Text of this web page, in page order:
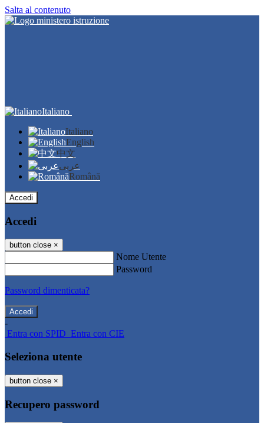
Salta al contenuto
Italiano
Italiano
English
中文
عربى
Română
Accedi
Accedi
button close ×
Nome Utente
Password
Password dimenticata?
-
Entra con SPID Entra con CIE
Seleziona utente
button close ×
Recupero password